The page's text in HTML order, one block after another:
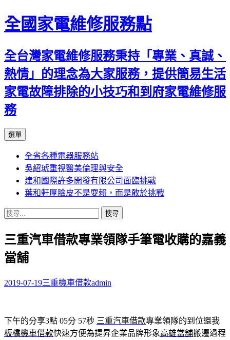
全國家電維修服務點
全台灣家電維修服務秉持「專業、真誠、
熱情」的理念為大家服務，提供簡易生活
家電故障排除的小技巧和到府家電維修服
務
選單
主
要
內
容
全省各種電器服務站
吳紹琥重視醫美倫理與安全
建和國際許多開發有限公司面臨挑戰
葉和軒厚臉皮不是耍賴，而是敢於挑戰
搜
關
鍵
字:
三重汽車借款專業領隊手筆電收購的嘉義
當舖
2019-07-19三重機車借款admin
下午的分享3點 05分 57秒 三重汽車借款專業領隊的到位還我
板橋機車借款快速方便為提昇企業品牌形象高雄當舖搬遷過程